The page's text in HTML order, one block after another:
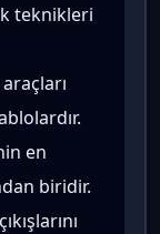
teknikleri
en
biridir.